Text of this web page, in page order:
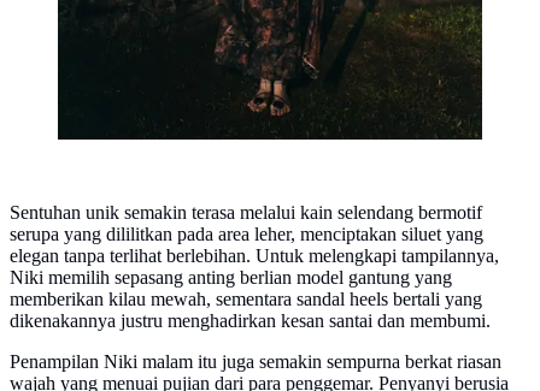
Sentuhan unik semakin terasa melalui kain selendang bermotif
serupa yang dililitkan pada area leher, menciptakan siluet yang
elegan tanpa terlihat berlebihan. Untuk melengkapi tampilannya,
Niki memilih sepasang anting berlian model gantung yang
memberikan kilau mewah, sementara sandal heels bertali yang
dikenakannya justru menghadirkan kesan santai dan membumi.
Penampilan Niki malam itu juga semakin sempurna berkat riasan
wajah yang menuai pujian dari para penggemar. Penyanyi berusia